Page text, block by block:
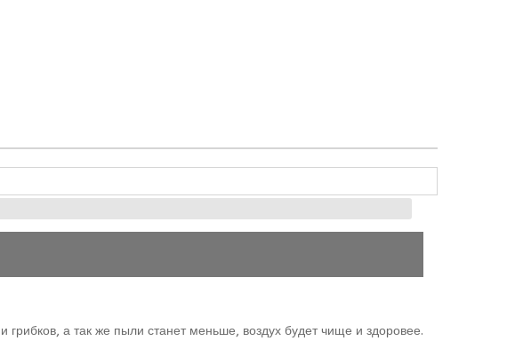
грибков, а так же пыли станет меньше, воздух будет чище и здоровее.